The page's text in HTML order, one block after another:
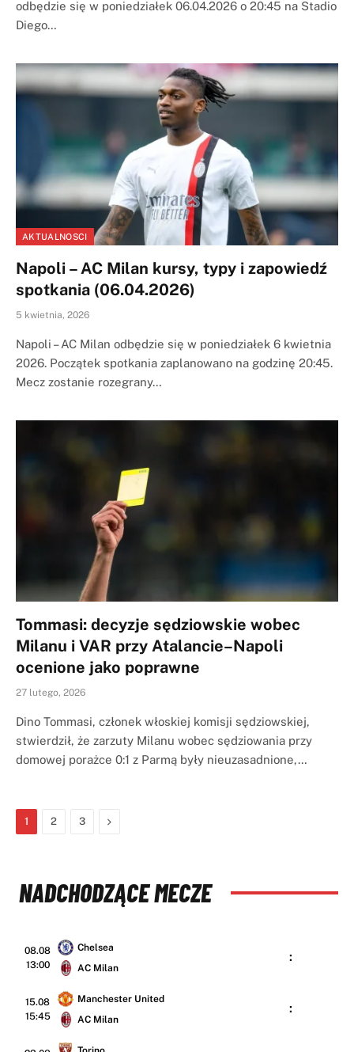
odbędzie się w poniedziałek 06.04.2026 o 20:45 na Stadio
Diego…
AKTUALNOSCI
Napoli – AC Milan kursy, typy i zapowiedź
spotkania (06.04.2026)
5 kwietnia, 2026
Napoli – AC Milan odbędzie się w poniedziałek 6 kwietnia
2026. Początek spotkania zaplanowano na godzinę 20:45.
Mecz zostanie rozegrany…
Tommasi: decyzje sędziowskie wobec
Milanu i VAR przy Atalancie–Napoli
ocenione jako poprawne
27 lutego, 2026
Dino Tommasi, członek włoskiej komisji sędziowskiej,
stwierdził, że zarzuty Milanu wobec sędziowania przy
domowej porażce 0:1 z Parmą były nieuzasadnione,…
1 2 3 Next
NADCHODZĄCE MECZE
08.08
13:00
Chelsea
AC Milan
:
15.08
15:45
Manchester United
AC Milan
: